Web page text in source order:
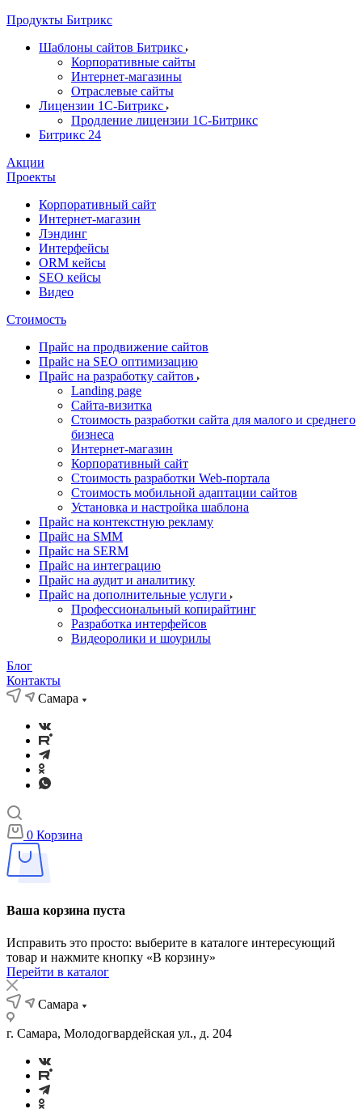
Продукты Битрикс
Шаблоны сайтов Битрикс
Корпоративные сайты
Интернет-магазины
Отраслевые сайты
Лицензии 1С-Битрикс
Продление лицензии 1С-Битрикс
Битрикс 24
Акции
Проекты
Корпоративный сайт
Интернет-магазин
Лэндинг
Интерфейсы
ORM кейсы
SEO кейсы
Видео
Стоимость
Прайс на продвижение сайтов
Прайс на SEO оптимизацию
Прайс на разработку сайтов
Landing page
Cайта-визитка
Стоимость разработки сайта для малого и среднего
бизнеса
Интернет-магазин
Корпоративный сайт
Стоимость разработки Web-портала
Стоимость мобильной адаптации сайтов
Установка и настройка шаблона
Прайс на контекстную рекламу
Прайс на SMM
Прайс на SERM
Прайс на интеграцию
Прайс на аудит и аналитику
Прайс на дополнительные услуги
Профессиональный копирайтинг
Разработка интерфейсов
Видеоролики и шоурилы
Блог
Контакты
Самара
0 Корзина
Ваша корзина пуста
Исправить это просто: выберите в каталоге интересующий
товар и нажмите кнопку «В корзину»
Перейти в каталог
Самара
г. Самара, Молодогвардейская ул., д. 204